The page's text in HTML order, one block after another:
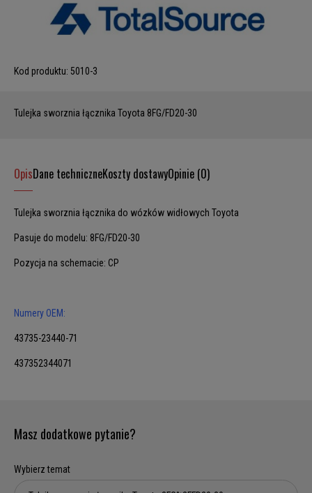
Kod produktu: 5010-3
Tulejka sworznia łącznika Toyota 8FG/FD20-30
OpisDane techniczneKoszty dostawyOpinie (0)
Tulejka sworznia łącznika do wózków widłowych Toyota
Pasuje do modelu: 8FG/FD20-30
Pozycja na schemacie: CP
Numery OEM:
43735-23440-71
437352344071
Masz dodatkowe pytanie?